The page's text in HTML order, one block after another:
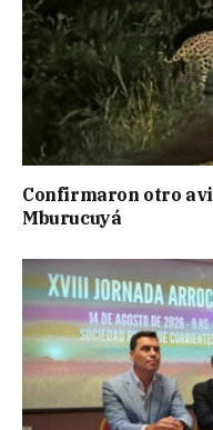
Confirmaron otro
Mburucuyá